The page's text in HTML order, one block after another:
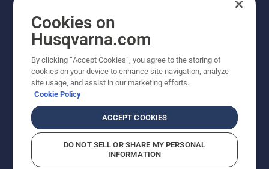
© Husqvarna AB (publ). Alle rechten voorbehouden. De
getoonde prijzen zijn consumentenadviesprijzen. Alle
tenzij het product beschikbaar is voor directe aankoop.
Cookiebeleid
Imprint
Cookies on
Husqvarna.com
By clicking “Accept Cookies”, you agree to the storing of
cookies on your device to enhance site navigation, analyze
site usage, and assist in our marketing efforts.
Cookie Policy
ACCEPT COOKIES
DO NOT SELL OR SHARE MY PERSONAL
INFORMATION